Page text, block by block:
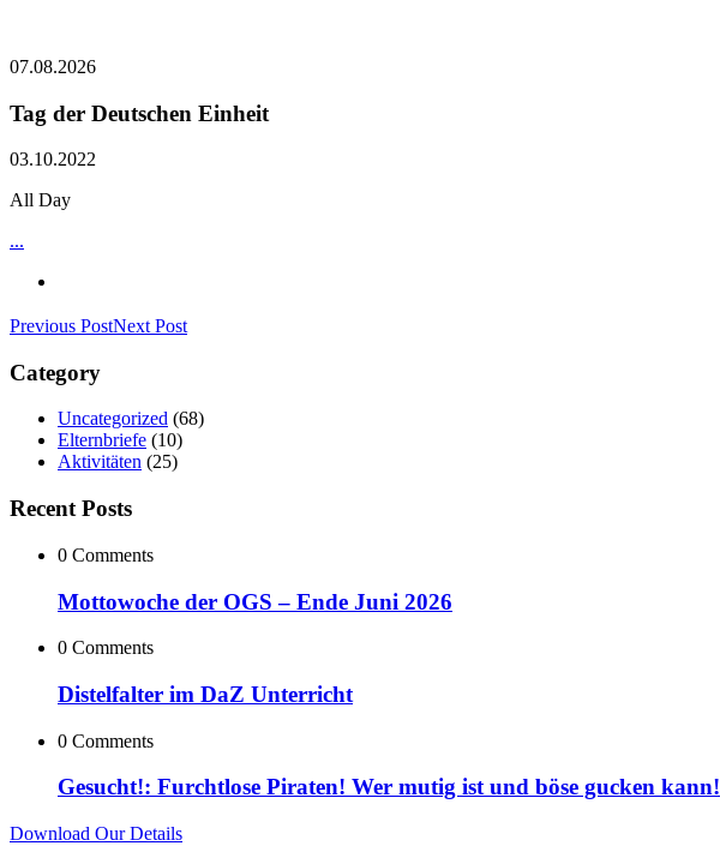
07.08.2026
Tag der Deutschen Einheit
03.10.2022
All Day
...
Previous PostNext Post
Category
Uncategorized (68)
Elternbriefe (10)
Aktivitäten (25)
Recent Posts
0 Comments
Mottowoche der OGS – Ende Juni 2026
0 Comments
Distelfalter im DaZ Unterricht
0 Comments
Gesucht!: Furchtlose Piraten! Wer mutig ist und böse gucken kann!
Download Our Details